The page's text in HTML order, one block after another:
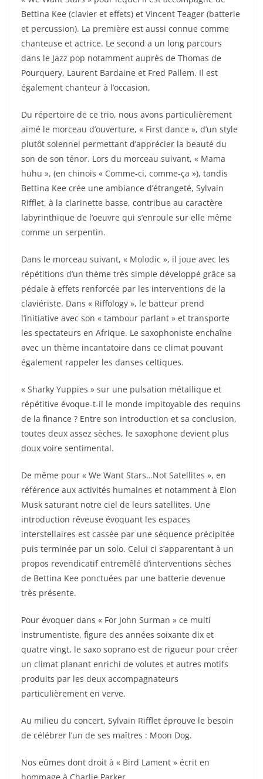
Bettina Kee (clavier et effets) et Vincent Teager (batterie
et percussion). La première est aussi connue comme
chanteuse et actrice. Le second a un long parcours
dans le Jazz pop notamment auprès de Thomas de
Pourquery, Laurent Bardaine et Fred Pallem. Il est
également chanteur à l’occasion,
Du répertoire de ce trio, nous avons particulièrement
aimé le morceau d’ouverture, « First dance », d’un style
plutôt solennel permettant d’apprécier la beauté du
son de son ténor. Lors du morceau suivant, « Mama
huhu », (en chinois « Comme-ci, comme-ça »), tandis
Bettina Kee crée une ambiance d’étrangeté, Sylvain
Rifflet, à la clarinette basse, contribue au caractère
labyrinthique de l’oeuvre qui s’enroule sur elle même
comme un serpentin.
Dans le morceau suivant, « Molodic », il joue avec les
répétitions d’un thème très simple développé grâce sa
pédale à effets renforcée par les interventions de la
claviériste. Dans « Riffology », le batteur prend
l’initiative avec son « tambour parlant » et transporte
les spectateurs en Afrique. Le saxophoniste enchaîne
avec un thème incantatoire dans ce climat pouvant
également rappeler les danses celtiques.
« Sharky Yuppies » sur une pulsation métallique et
répétitive évoque-t-il le monde impitoyable des requins
de la finance ? Entre son introduction et sa conclusion,
toutes deux assez sèches, le saxophone devient plus
doux voire sentimental.
De même pour « We Want Stars…Not Satellites », en
référence aux activités humaines et notamment à Elon
Musk saturant notre ciel de leurs satellites. Une
introduction rêveuse évoquant les espaces
interstellaires est cassée par une séquence précipitée
puis terminée par un solo. Celui ci s’apparentant à un
propos revendicatif entremêlé d’interventions sèches
de Bettina Kee ponctuées par une batterie devenue
très présente.
Pour évoquer dans « For John Surman » ce multi
instrumentiste, figure des années soixante dix et
quatre vingt, le saxo soprano est de rigueur pour créer
un climat planant enrichi de volutes et autres motifs
produits par les deux accompagnateurs
particulièrement en verve.
Au milieu du concert, Sylvain Rifflet éprouve le besoin
de célébrer l’un de ses maîtres : Moon Dog.
Nos eûmes dont droit à « Bird Lament » écrit en